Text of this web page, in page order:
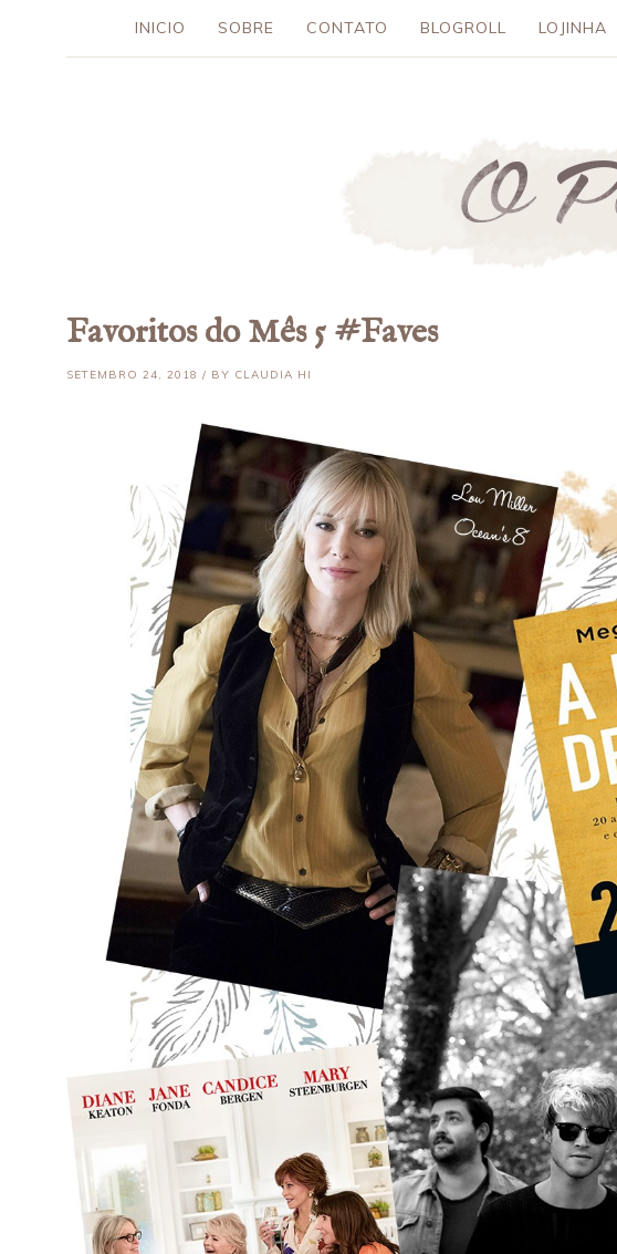
INICIO SOBRE CONTATO BLOGROLL LOJINHA
Favoritos do Mês 5 #Faves
SETEMBRO 24, 2018 / BY CLAUDIA HI